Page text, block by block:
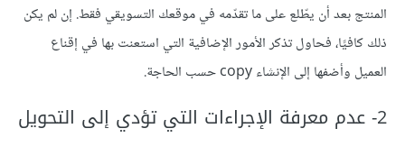
المنتج بعد أن يطّلع على ما تقدّمه في موقعك التسويقي فقط. إن لم يكن
ذلك كافيًا، فحاول تذكر الأمور الإضافية التي استعنت بها في إقناع
العميل وأضفها إلى الإنشاء copy حسب الحاجة.
2- عدم معرفة الإجراءات التي تؤدي إلى التحويل